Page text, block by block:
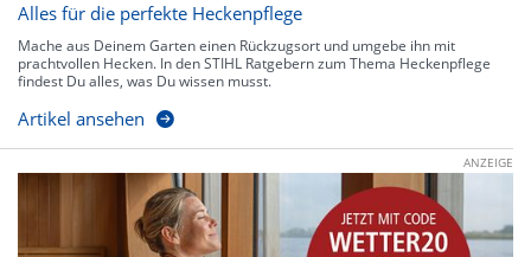
Alles für die perfekte Heckenpflege
Mache aus Deinem Garten einen Rückzugsort und umgebe ihn mit
prachtvollen Hecken. In den STIHL Ratgebern zum Thema Heckenpflege
findest Du alles, was Du wissen musst.
Artikel ansehen
ANZEIGE